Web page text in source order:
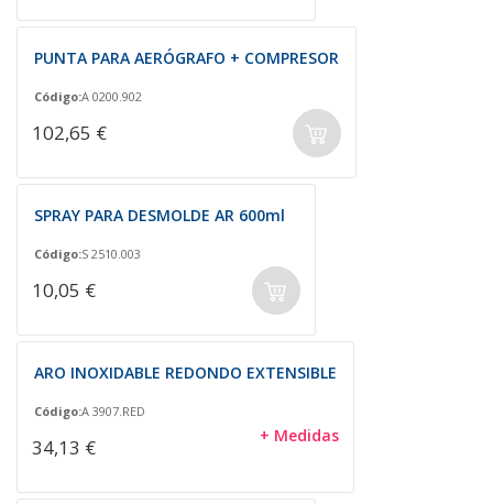
PUNTA PARA AERÓGRAFO + COMPRESOR
Código:A 0200.902
102,65 €
SPRAY PARA DESMOLDE AR 600ml
Código:S 2510.003
10,05 €
ARO INOXIDABLE REDONDO EXTENSIBLE
Código:A 3907.RED
34,13 € + Medidas